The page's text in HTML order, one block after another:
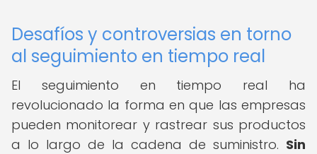
Desafíos y controversias en torno
al seguimiento en tiempo real
El seguimiento en tiempo real ha
revolucionado la forma en que las empresas
pueden monitorear y rastrear sus productos
a lo largo de la cadena de suministro. Sin